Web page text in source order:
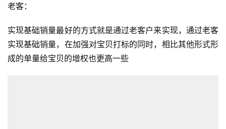
老客：
实现基础销量最好的方式就是通过老客户来实现，通过老客
实现基础销量，在加强对宝贝打标的同时，相比其他形式形
成的单量给宝贝的增权也更高一些